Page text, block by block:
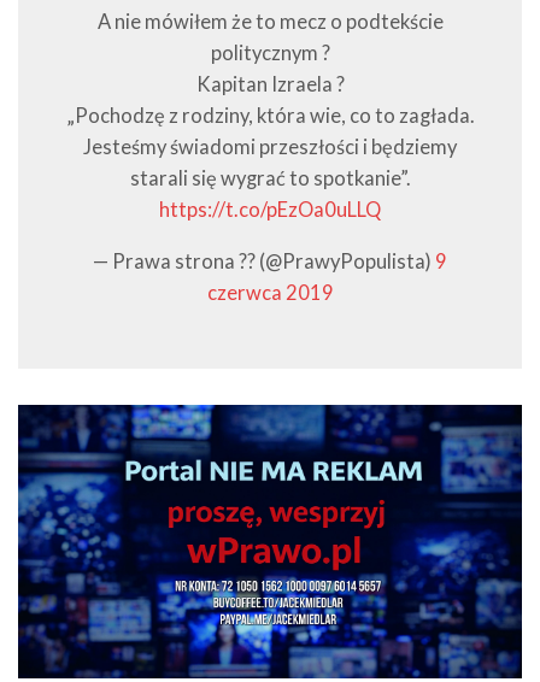
A nie mówiłem że to mecz o podtekście
politycznym ?
Kapitan Izraela ?
„Pochodzę z rodziny, która wie, co to zagłada.
Jesteśmy świadomi przeszłości i będziemy
starali się wygrać to spotkanie”.
https://t.co/pEzOa0uLLQ
— Prawa strona ?? (@PrawyPopulista) 9
czerwca 2019